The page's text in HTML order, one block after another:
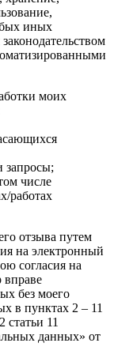
иных
моих
запросы;
числе
работах
отзыва путем
на электронный
согласия на
вправе
без моего
в пунктах 2 – 11
статьи 11
данных» от